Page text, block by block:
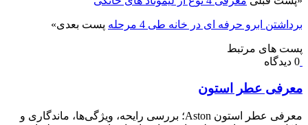
برداشتن ابرو حرفه ای در خانه طی 4 مرحله پست بعدی»
پست های مرتبط
0 دیدگاه
معرفی عطر استون
معرفی عطر استون Aston؛ بررسی رایحه، ویژگی‌ها، ماندگاری و